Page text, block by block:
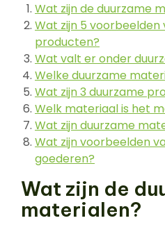
Wat zijn de duurzame
Wat zijn 5 voorbeelden
producten?
Wat valt er onder
Welke duurzame
Wat zijn 3 duurzame
Welk materiaal is het
Wat zijn duurzame
Wat zijn voorbeelden
goederen?
Wat zijn de
materialen?